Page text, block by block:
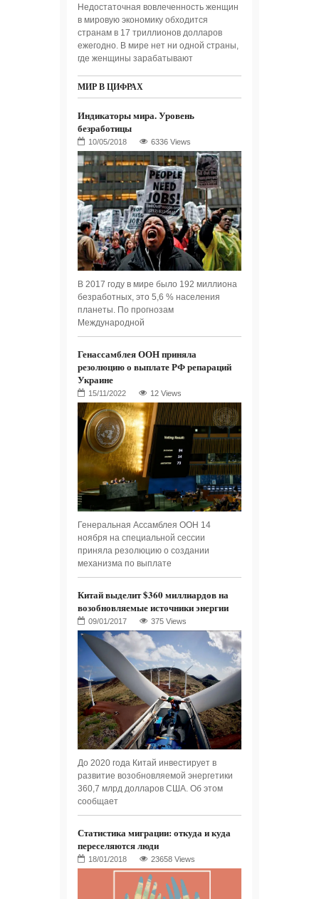
Недостаточная вовлеченность женщин
в мировую экономику обходится
странам в 17 триллионов долларов
ежегодно. В мире нет ни одной страны,
где женщины зарабатывают
МИР В ЦИФРАХ
Индикаторы мира. Уровень
безработицы
6336 Views
В 2017 году в мире было 192 миллиона
безработных, это 5,6 % населения
планеты. По прогнозам
Международной
Генассамблея ООН приняла
резолюцию о выплате РФ репараций
Украине
12 Views
Генеральная Ассамблея ООН 14
ноября на специальной сессии
приняла резолюцию о создании
механизма по выплате
Китай выделит $360 миллиардов на
возобновляемые источники энергии
375 Views
До 2020 года Китай инвестирует в
развитие возобновляемой энергетики
360,7 млрд долларов США. Об этом
сообщает
Статистика миграции: откуда и куда
переселяются люди
23658 Views